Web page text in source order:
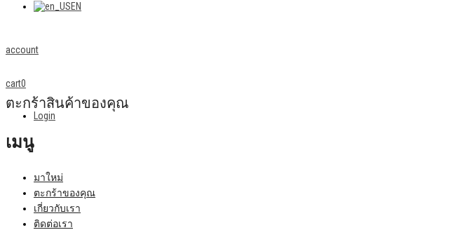
EN
account
Login
cart0
ตะกร้าสินค้าของคุณ
เมนู
มาใหม่
ตะกร้าของคุณ
เกี่ยวกับเรา
ติดต่อเรา